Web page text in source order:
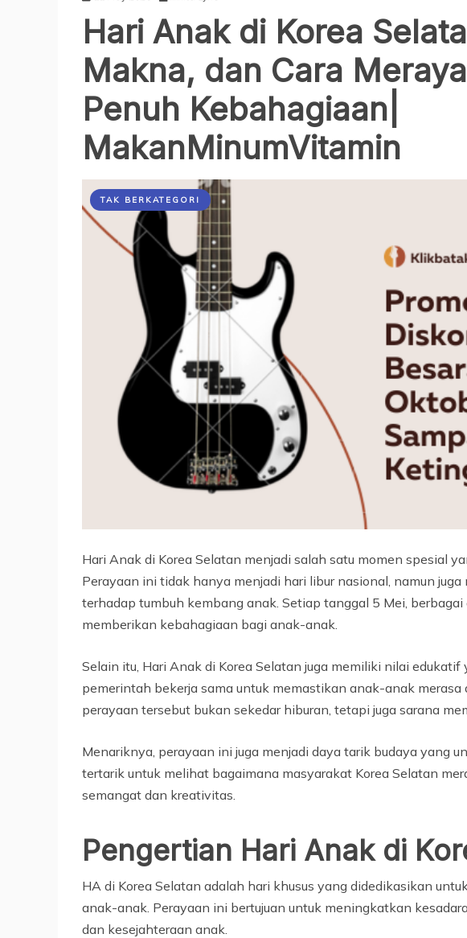
Hari Anak di Korea
Makna, dan Cara
Penuh Kebahagiaan|
MakanMinumVitamin
TAK BERKATEGORI
Hari Anak di Korea Selatan menjadi salah satu momen spesial
Perayaan ini tidak hanya menjadi hari libur nasional, namun
terhadap tumbuh kembang anak. Setiap tanggal 5 Mei,
memberikan kebahagiaan bagi anak-anak.
Selain itu, Hari Anak di Korea Selatan juga memiliki nilai
pemerintah bekerja sama untuk memastikan anak-anak
perayaan tersebut bukan sekedar hiburan, tetapi juga sarana
Menariknya, perayaan ini juga menjadi daya tarik budaya yang
tertarik untuk melihat bagaimana masyarakat Korea Selatan
semangat dan kreativitas.
Pengertian Hari Anak di
HA di Korea Selatan adalah hari khusus yang didedikasikan
anak-anak. Perayaan ini bertujuan untuk meningkatkan
dan kesejahteraan anak.